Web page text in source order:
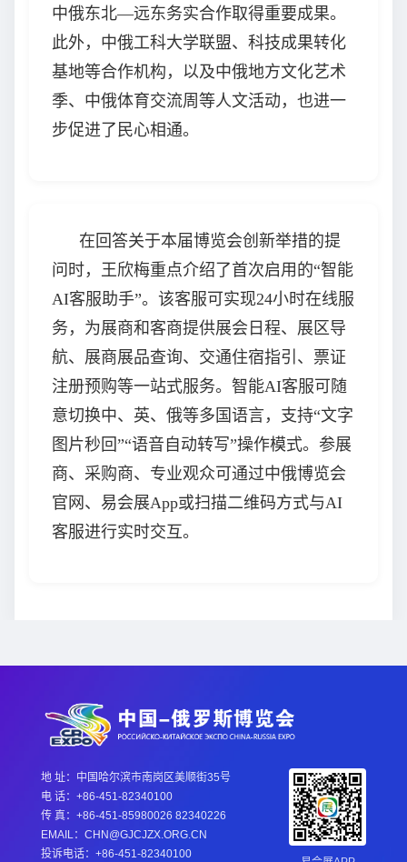
中俄东北—远东务实合作取得重要成果。
此外，中俄工科大学联盟、科技成果转化
基地等合作机构，以及中俄地方文化艺术
季、中俄体育交流周等人文活动，也进一
步促进了民心相通。
在回答关于本届博览会创新举措的提
问时，王欣梅重点介绍了首次启用的“智能
AI客服助手”。该客服可实现24小时在线服
务，为展商和客商提供展会日程、展区导
航、展商展品查询、交通住宿指引、票证
注册预购等一站式服务。智能AI客服可随
意切换中、英、俄等多国语言，支持“文字
图片秒回”“语音自动转写”操作模式。参展
商、采购商、专业观众可通过中俄博览会
官网、易会展App或扫描二维码方式与AI
客服进行实时交互。
地 址：中国哈尔滨市南岗区美顺街35号
电 话：+86-451-82340100
传 真：+86-451-85980026 82340226
EMAIL：CHN@GJCJZX.ORG.CN
投诉电话：+86-451-82340100